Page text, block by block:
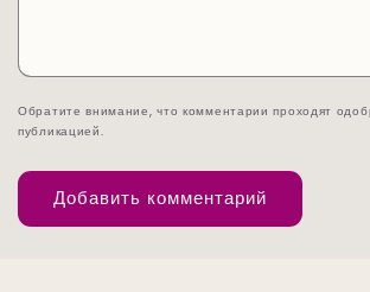
Обратите внимание, что комментарии проходят
публикацией.